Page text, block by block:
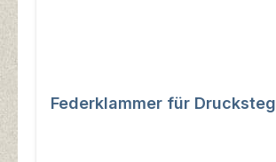
Federklammer für Drucksteg